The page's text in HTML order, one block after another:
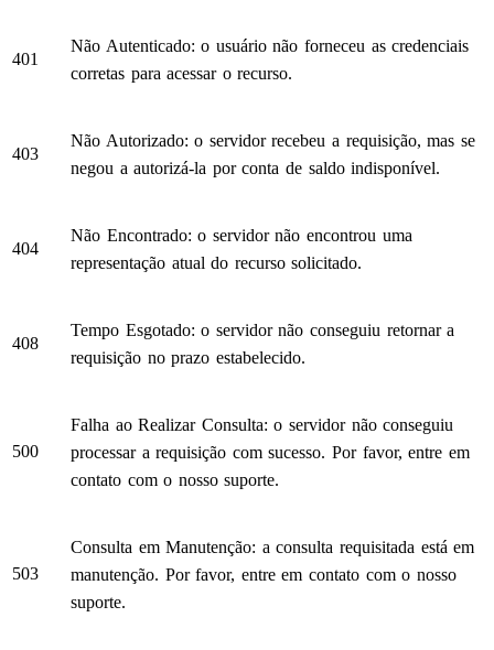
401
Não Autenticado: o usuário não forneceu as credenciais
corretas para acessar o recurso.
403
Não Autorizado: o servidor recebeu a requisição, mas se
negou a autorizá-la por conta de saldo indisponível.
404
Não Encontrado: o servidor não encontrou uma
representação atual do recurso solicitado.
408
Tempo Esgotado: o servidor não conseguiu retornar a
requisição no prazo estabelecido.
500
Falha ao Realizar Consulta: o servidor não conseguiu
processar a requisição com sucesso. Por favor, entre em
contato com o nosso suporte.
503
Consulta em Manutenção: a consulta requisitada está em
manutenção. Por favor, entre em contato com o nosso
suporte.